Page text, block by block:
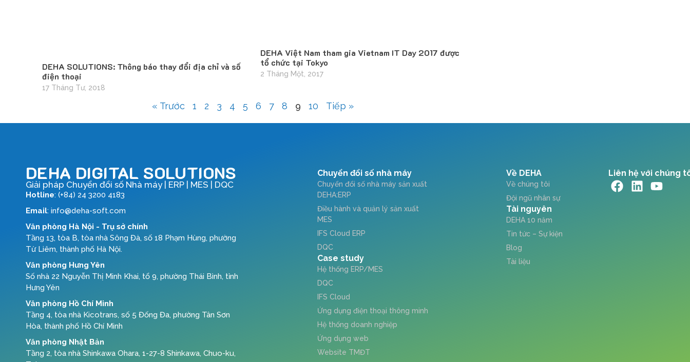
DEHA SOLUTIONS: Thông báo thay đổi địa chỉ và số
điện thoại
17 Tháng Tư, 2018
DEHA Việt Nam tham gia Vietnam IT Day 2017 được
tổ chức tại Tokyo
2 Tháng Một, 2017
« Trước 1 2 3 4 5 6 7 8 9 10 Tiếp »
DEHA DIGITAL SOLUTIONS
Giải pháp Chuyển đổi số Nhà máy | ERP | MES | DQC
Hotline: (+84) 24 3200 4183
Email: info@deha-soft.com
Văn phòng Hà Nội - Trụ sở chính
Tầng 13, tòa B, tòa nhà Sông Đà, số 18 Phạm Hùng, phường
Từ Liêm, thành phố Hà Nội.
Văn phòng Hưng Yên
Số nhà 22 Nguyễn Thị Minh Khai, tổ 9, phường Thái Bình, tỉnh
Hưng Yên
Văn phòng Hồ Chí Minh
Tầng 4, tòa nhà Kicotrans, số 5 Đống Đa, phường Tân Sơn
Hòa, thành phố Hồ Chí Minh
Văn phòng Nhật Bản
Tầng 2, tòa nhà Shinkawa Ohara, 1-27-8 Shinkawa, Chuo-ku,
Chuyển đổi số nhà máy
Chuyển đổi số nhà máy sản xuất
DEHA:ERP
Điều hành và quản lý sản xuất
MES
IFS Cloud ERP
DQC
Case study
Hệ thống ERP/MES
DQC
IFS Cloud
Ứng dụng điện thoại thông minh
Hệ thống doanh nghiệp
Ứng dụng web
Website TMĐT
Về DEHA
Về chúng tôi
Đội ngũ nhân sự
Tài nguyên
DEHA 10 năm
Tin tức – Sự kiện
Blog
Tài liệu
Liên hệ với chúng